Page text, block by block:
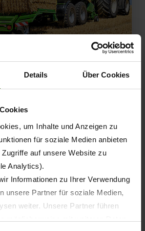
Details Über Cookies
um Inhalte und Anzeigen zu
für soziale Medien anbieten
auf unsere Website zu
Analytics).
Informationen zu Ihrer Verwendung
unsere Partner für soziale Medien,
weiter. Unsere Partner führen
PRODUKTE
BaleCollect